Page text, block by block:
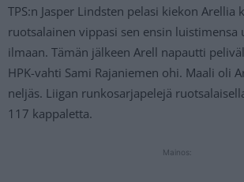
TPS:n Jasper Lindsten pelasi kiekon Arellia
ruotsalainen vippasi sen ensin luistimensa
ilmaan. Tämän jälkeen Arell napautti
HPK-vahti Sami Rajaniemen ohi. Maali oli
neljäs. Liigan runkosarjapelejä
117 kappaletta.
Mainos: